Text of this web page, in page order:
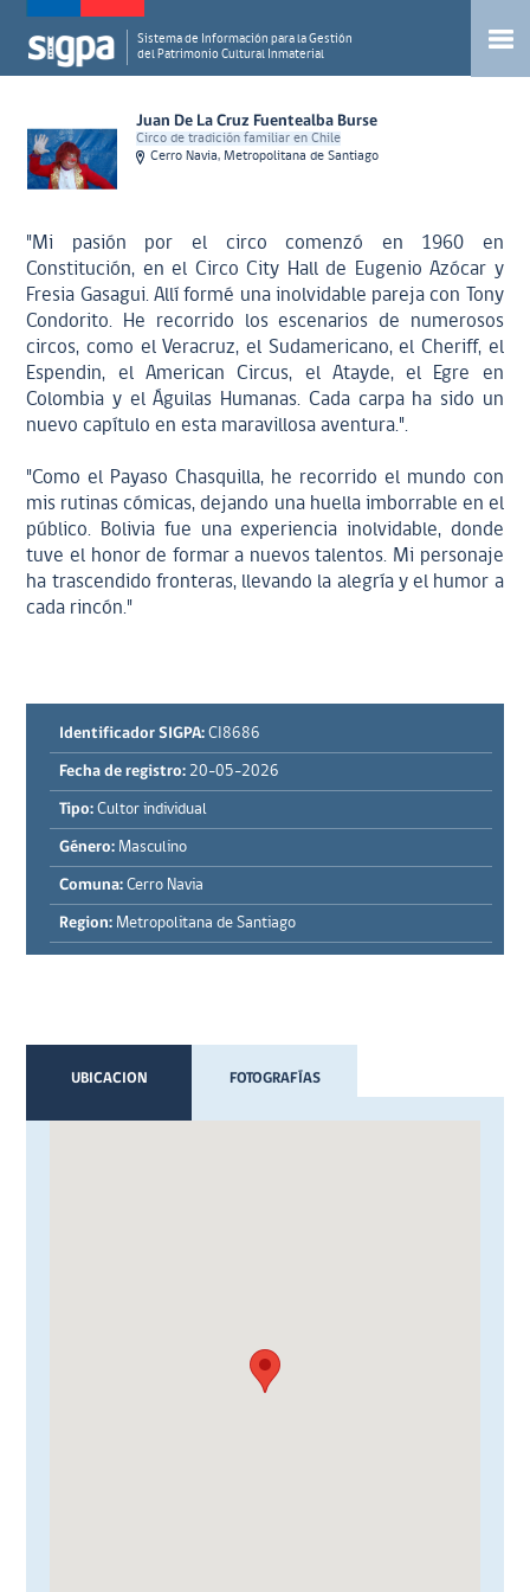
Sistema de Información para la Gestión
del Patrimonio Cultural Inmaterial
Juan De La Cruz Fuentealba Burse
Circo de tradición familiar en Chile
Cerro Navia, Metropolitana de Santiago
"Mi pasión por el circo comenzó en 1960 en
Constitución, en el Circo City Hall de Eugenio Azócar y
Fresia Gasagui. Allí formé una inolvidable pareja con Tony
Condorito. He recorrido los escenarios de numerosos
circos, como el Veracruz, el Sudamericano, el Cheriff, el
Espendin, el American Circus, el Atayde, el Egre en
Colombia y el Águilas Humanas. Cada carpa ha sido un
nuevo capítulo en esta maravillosa aventura.".
"Como el Payaso Chasquilla, he recorrido el mundo con
mis rutinas cómicas, dejando una huella imborrable en el
público. Bolivia fue una experiencia inolvidable, donde
tuve el honor de formar a nuevos talentos. Mi personaje
ha trascendido fronteras, llevando la alegría y el humor a
cada rincón."
Identificador SIGPA: CI8686
Fecha de registro: 20-05-2026
Tipo: Cultor individual
Género: Masculino
Comuna: Cerro Navia
Region: Metropolitana de Santiago
UBICACION FOTOGRAFÍAS